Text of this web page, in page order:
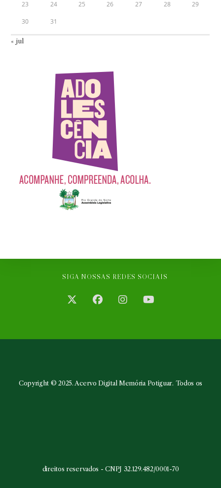
23 24 25 26 27 28 29
30 31
« jul
SIGA NOSSAS REDES SOCIAIS
uma
uma
uma
uma
Copyright © 2025. Acervo Digital Memória Potiguar. Todos os
direitos reservados - CNPJ 32.129.482/0001-70